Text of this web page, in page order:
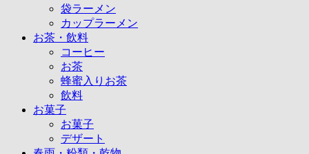
袋ラーメン
カップラーメン
お茶・飲料
コーヒー
お茶
蜂蜜入りお茶
飲料
お菓子
お菓子
デザート